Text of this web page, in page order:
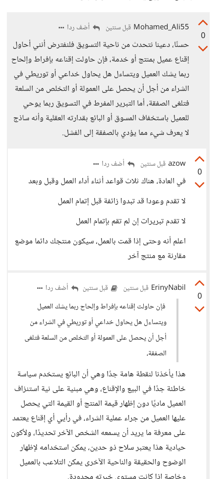
0
Mohamed_Ali55 قبل سنتين أضف ردا
حسنًا، دعينا نتحدث من ناحية التسويق فلنفترض أنني أحاول
إقناع عميل بمنتج أو خدمة، فإن حاولت إقناعه بإفراط وإلحاح
ربما يشك العميل ويتساءل هل يحاول خداعي أو توريطي في
الشراء من أجل أن يحصل على العمولة أو التخلص من السلعة
فتلغى الصفقة، أما التبرير المفرط في التسويق ربما يوحي
للعميل باستخفاف المسوق أو البائع بقدارته العقلية وأنه ساذج
لا يعرف شيء مما يؤدي بالصفقة إلى الفشل.
0
azow قبل سنتين أضف ردا
في العادة، هناك ثلاث قواعد أثناء أداء العمل وقبل وبعد
لا تقدم وعودا قد تبدوا زائفة قبل إتمام العمل
لا تقدم تبريرات إن لم تقم بإتمام العمل
اعلم أنه وحتى إذا قمت بالعمل، سيكون منتجك دائما موضع
مقارنة مع منتج آخر
0
ErinyNabil قبل سنتين قبل سنتين
أضف ردا
فإن حاولت إقناعه بإفراط وإلحاح ربما يشك العميل
ويتساءل هل يحاول خداعي أو توريطي في الشراء من
أجل أن يحصل على العمولة أو التخلص من السلعة فتلغى
الصفقة،
هذا يأخذنا لنقطة هامة جدًا وهي أن البائع يستخدم سياسة
خاطئة جدًا في البيع والإقناع، وهي مبنية على نية استنزاف
العميل ماديًا دون إظهار قيمة المنتج أو القيمة التي يحصل
عليها العميل من جراء عملية الشراء، في رأيي أي إقناع يعتمد
على معرفة ما يريد أن يسمعه الشخص الآخر تحديدًا، ولأكون
حيادية هذا يعتبر سلاح ذو حدين، يمكن استخدامه لإظهار
الوضوح والحقيقة والناحية الآخرى يمكن التلاعب بالعميل